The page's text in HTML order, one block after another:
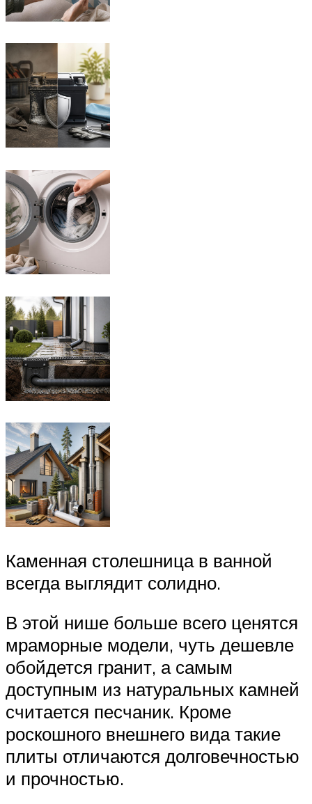
Каменная столешница в ванной
всегда выглядит солидно.
В этой нише больше всего ценятся
мраморные модели, чуть дешевле
обойдется гранит, а самым
доступным из натуральных камней
считается песчаник. Кроме
роскошного внешнего вида такие
плиты отличаются долговечностью
и прочностью.